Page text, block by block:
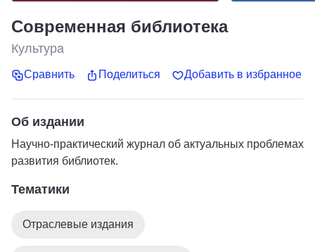
Современная библиотека
Культура
Сравнить Поделиться Добавить в избранное
Об издании
Научно-практический журнал об актуальных проблемах
развития библиотек.
Тематики
Отраслевые издания